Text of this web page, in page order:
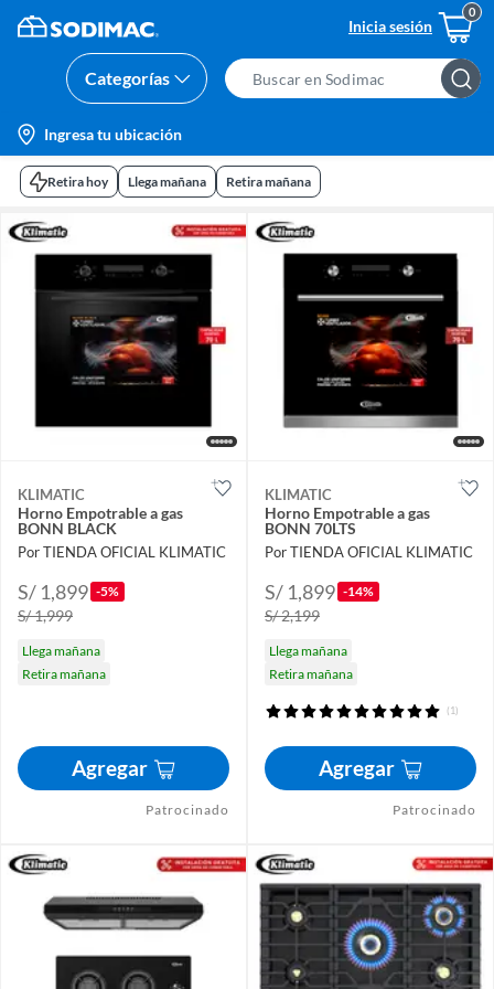
Inicia sesión
Categorías
Search
Bar
location-
icon
Ingresa tu ubicación
Retira hoy Llega mañana Retira mañana
KLIMATIC
Horno Empotrable a gas
BONN BLACK
Por TIENDA OFICIAL KLIMATIC
S/ 1,899 -5%
S/ 1,999
Llega mañana
Retira mañana
Agregar
Patrocinado
KLIMATIC
Horno Empotrable a gas
BONN 70LTS
Por TIENDA OFICIAL KLIMATIC
S/ 1,899 -14%
S/ 2,199
Llega mañana
Retira mañana
(1)
Agregar
Patrocinado